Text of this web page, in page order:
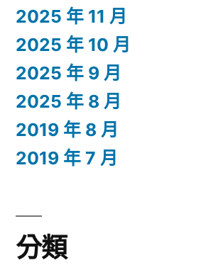
2025 年 11 月
2025 年 10 月
2025 年 9 月
2025 年 8 月
2019 年 8 月
2019 年 7 月
分類